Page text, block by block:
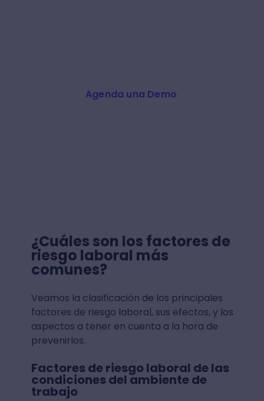
Agenda una Demo
¿Cuáles son los factores de
riesgo laboral más
comunes?
Veamos la clasificación de los principales
factores de riesgo laboral, sus efectos, y los
aspectos a tener en cuenta a la hora de
prevenirlos.
Factores de riesgo laboral de las
condiciones del ambiente de
trabajo